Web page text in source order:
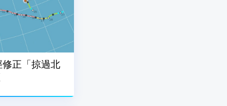
正「掠過北